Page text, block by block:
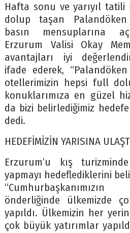
Hafta sonu ve yarıyıl tatili
dolup taşan Palandöken
basın mensuplarına
Erzurum Valisi Okay
avantajları iyi
ifade ederek,
otellerimizin hepsi full
konuklarımıza en güzel
da bizi belirlediğimiz
dedi.
HEDEFİMİZİN YARISINA
Erzurum’u kış
yapmayı hedeflediklerini
önderliğinde ülkemizde
yapıldı. Ülkemizin her
çok büyük yatırımlar